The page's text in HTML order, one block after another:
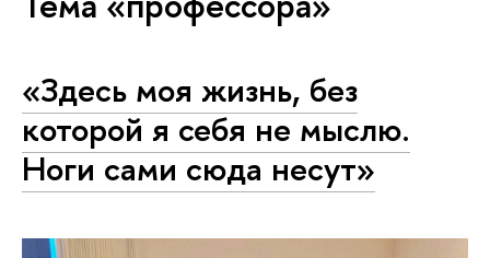
«Здесь моя жизнь, без
которой я себя не мыслю.
Ноги сами сюда несут»